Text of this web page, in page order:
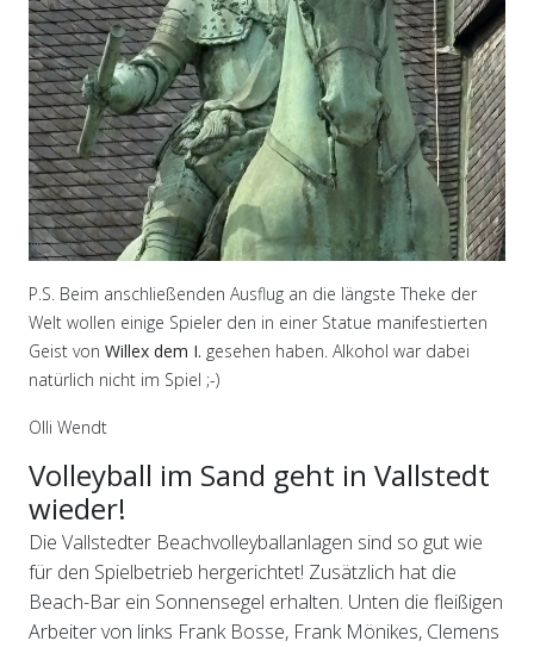
P.S. Beim anschließenden Ausflug an die längste Theke der
Welt wollen einige Spieler den in einer Statue manifestierten
Geist von Willex dem I. gesehen haben. Alkohol war dabei
natürlich nicht im Spiel ;-)
Olli Wendt
Volleyball im Sand geht in Vallstedt
wieder!
Die Vallstedter Beachvolleyballanlagen sind so gut wie
für den Spielbetrieb hergerichtet! Zusätzlich hat die
Beach-Bar ein Sonnensegel erhalten. Unten die fleißigen
Arbeiter von links Frank Bosse, Frank Mönikes, Clemens